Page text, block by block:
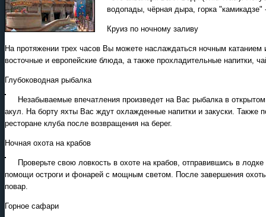
водопады, чёрная дыра, горка
Круиз по ночному заливу
На протяжении трех часов Вы можете наслаждаться ночным
восточные и европейские блюда, а также прохладительные напитки,
Глубоководная рыбалка
Незабываемые впечатления произведет на Вас рыбалка в
акул. На борту яхты Вас ждут охлажденные напитки и закуски. Также
ресторане клуба после возвращения на берег.
Ночная охота на крабов
Проверьте свою ловкость в охоте на крабов, отправившись в
помощи остроги и фонарей с мощным светом. После завершения
повар.
Горное сафари